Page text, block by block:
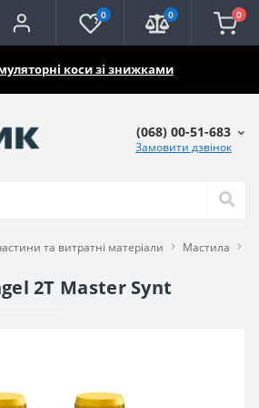
коси зі знижками
0 0 0
(068) 00-51-683
Замовити дзвінок
та витратні матеріали Мастила
2T Master Synt